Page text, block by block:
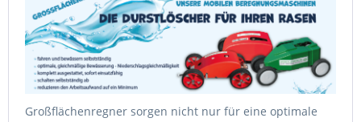
Großflächenregner sorgen nicht nur für eine optimale